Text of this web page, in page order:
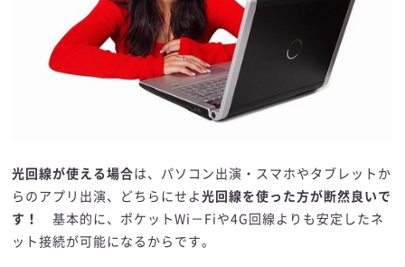
光回線が使える場合は、パソコン出演・スマホやタブレットか
らのアプリ出演、どちらにせよ光回線を使った方が断然良いで
す！
基本的に、ポケットWi－Fiや4G回線よりも安定したネ
ット接続が可能になるからです。